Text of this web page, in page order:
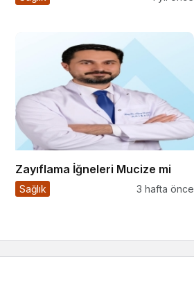
Zayıflama İğneleri Mucize mi
Sağlık 3 hafta önce